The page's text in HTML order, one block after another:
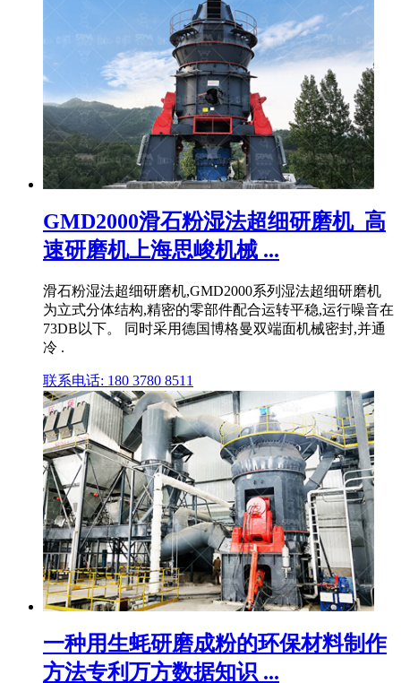
GMD2000滑石粉湿法超细研磨机_高
速研磨机上海思峻机械 ...
滑石粉湿法超细研磨机,GMD2000系列湿法超细研磨机
为立式分体结构,精密的零部件配合运转平稳,运行噪音在
73DB以下。 同时采用德国博格曼双端面机械密封,并通
冷 .
联系电话: 180 3780 8511
一种用生蚝研磨成粉的环保材料制作
方法专利万方数据知识 ...